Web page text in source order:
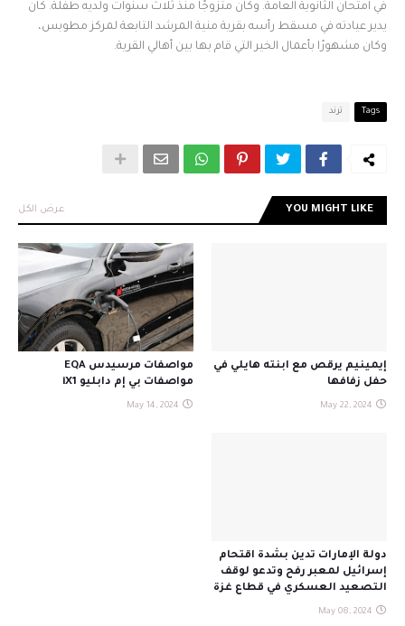
في امتحان الثانوية العامة. وكان متزوجًا منذ ثلاث سنوات ولديه طفلة. كان
يدير عيادته في مسقط رأسه بقرية منية المرشد التابعة لمركز مطوبس،
وكان مشهورًا بأعمال الخير التي قام بها بين أهالي القرية.
Tags ترند
YOU MIGHT LIKE عرض الكل
إيمينيم يرقص مع ابنته هايلي في
حفل زفافها
May 22, 2024
مواصفات مرسيدس EQA
مواصفات بي إم دابليو iX1
May 14, 2024
دولة الإمارات تدين بشدة اقتحام
إسرائيل لمعبر رفح وتدعو لوقف
التصعيد العسكري في قطاع غزة
May 08, 2024